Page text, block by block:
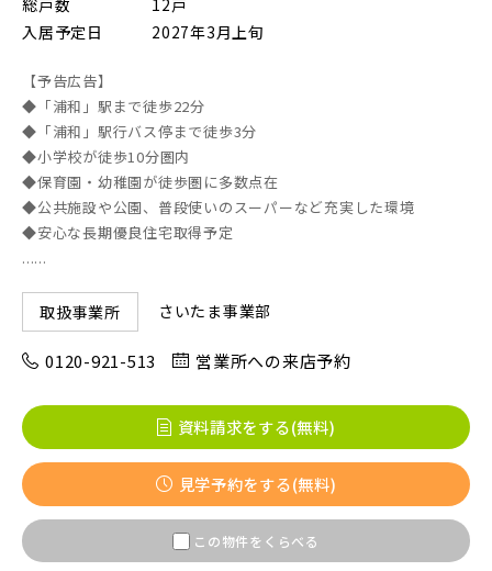
JR東北本線 [宇都宮線]
JR高崎線
JR武蔵野線
JR常磐線 [各駅停車]
JR常磐線 [上野～仙台]
JR中央・総武線 [各駅停車]
見学OK東京都葛飾区
【予告広告】リーズン青砥 アイ・ラウンジ
【予告広告】〈モデルハウス完成〉8月22日(土)より公開開
始。◆京成本線・京成押上線「青砥」駅徒歩8分の駅近プロ
ジェクト始動!!◆京成押上線「京成立石」駅徒歩1...
地図にあるご希望の物件アイコンをクリックすると
物件詳細が表示されます
見学OK
見学不可
すぐに入居可能
販売開始前
画像
すべて 外観
キッチン
その他 関連画像
こだわり条件
販売開始前の物件
埼玉県ふじみ野市 千葉県千葉市稲毛区
入居予定日
2027年3月上旬
【予告広告】
◆「浦和」駅まで徒歩22分
◆「浦和」駅行バス停まで徒歩3分
◆小学校が徒歩10分圏内
◆保育園・幼稚園が徒歩圏に多数点在
◆公共施設や公園、普段使いのスーパーなど充実した環境
◆安心な長期優良住宅取得予定
......
取扱事業所 さいたま事業部
0120-921-513 営業所への来店予約
資料請求をする(無料)
見学予約をする(無料)
この物件をくらべる